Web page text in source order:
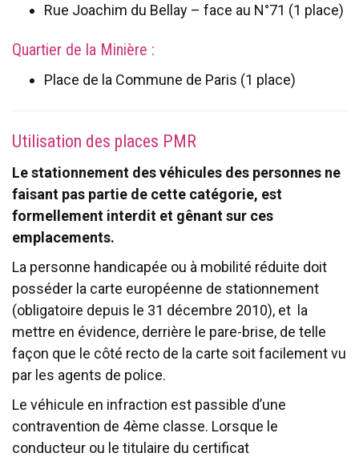
Rue Joachim du Bellay – face au N°71 (1 place)
Quartier de la Minière :
Place de la Commune de Paris (1 place)
Utilisation des places PMR
Le stationnement des véhicules des personnes ne
faisant pas partie de cette catégorie, est
formellement interdit et gênant sur ces
emplacements.
La personne handicapée ou à mobilité réduite doit
posséder la carte européenne de stationnement
(obligatoire depuis le 31 décembre 2010), et la
mettre en évidence, derrière le pare-brise, de telle
façon que le côté recto de la carte soit facilement vu
par les agents de police.
Le véhicule en infraction est passible d’une
contravention de 4ème classe. Lorsque le
conducteur ou le titulaire du certificat